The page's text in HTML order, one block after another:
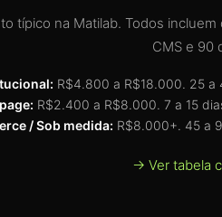
típico na Matilab. Todos
CMS e 90
R$4.800 a R$18.000. 25 a
R$2.400 a R$8.000. 7 a 15
/ Sob medida: R$8.000+. 45 a
→ Ver tabela